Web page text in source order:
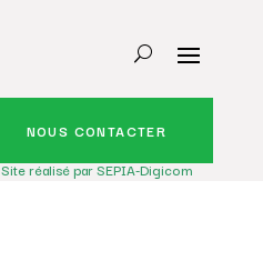
NOUS CONTACTER
Site réalisé par SEPIA-Digicom